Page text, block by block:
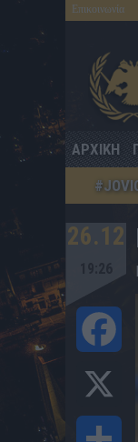
Επικοινωνία
ΑΡΧΙΚΗ
26.12